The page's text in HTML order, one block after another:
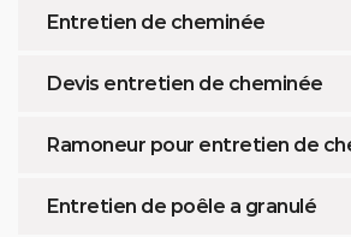
Entretien de cheminée
Devis entretien de cheminée
Ramoneur pour entretien de
Entretien de poêle a granulé